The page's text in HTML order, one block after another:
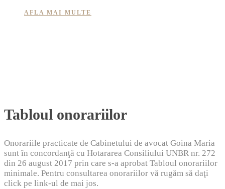
AFLA MAI MULTE
Tabloul onorariilor
Onorariile practicate de Cabinetului de avocat Goina Maria
sunt în concordanţă cu Hotararea Consiliului UNBR nr. 272
din 26 august 2017 prin care s-a aprobat Tabloul onorariilor
minimale. Pentru consultarea onorariilor vă rugăm să daţi
click pe link-ul de mai jos.